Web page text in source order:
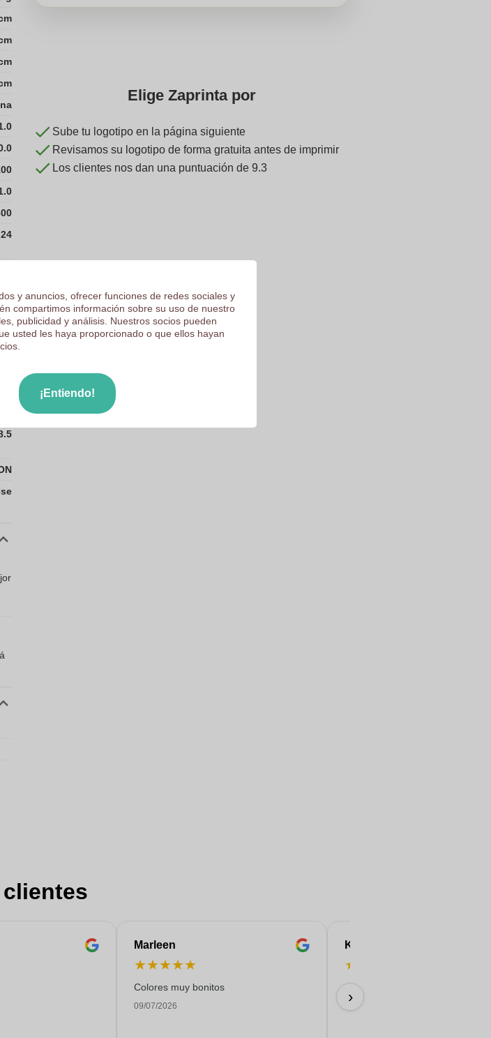
24
55
Elige Zaprinta por
Sube tu logotipo en la página siguiente
Revisamos su logotipo de forma gratuita antes de imprimir
Los clientes nos dan una puntuación de 9.3
Marleen
★★★★★
Colores muy bonitos
09/07/2026
Karine
★
09/07/2026
›
y anuncios, ofrecer funciones de redes sociales y
compartimos información sobre su uso de nuestro
publicidad y análisis. Nuestros socios pueden
usted les haya proporcionado o que ellos hayan
¡Entiendo!